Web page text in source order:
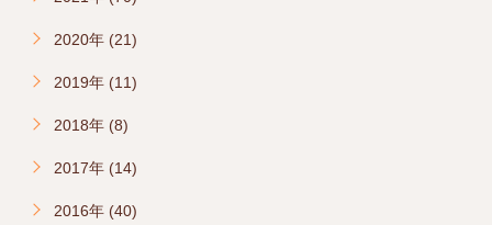
2020年 (21)
2019年 (11)
2018年 (8)
2017年 (14)
2016年 (40)